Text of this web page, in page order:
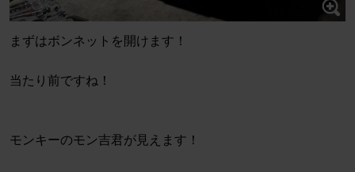
まずはボンネットを開けます！
当たり前ですね！
モンキーのモン吉君が見えます！